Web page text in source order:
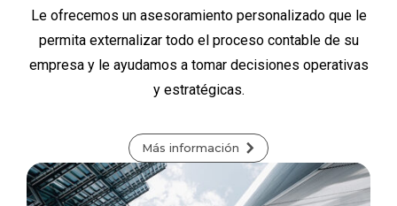
Le ofrecemos un asesoramiento personalizado que le
permita externalizar todo el proceso contable de su
empresa y le ayudamos a tomar decisiones operativas
y estratégicas.
Más información